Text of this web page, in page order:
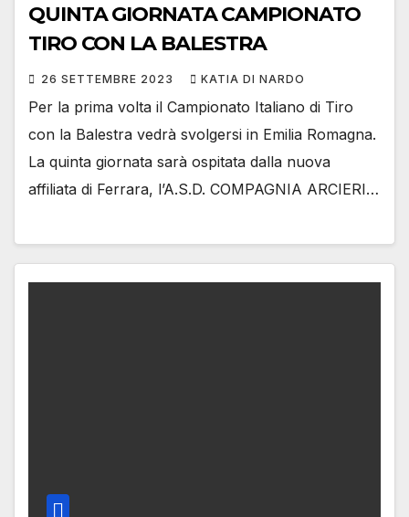
QUINTA GIORNATA CAMPIONATO
TIRO CON LA BALESTRA
26 SETTEMBRE 2023 KATIA DI NARDO
Per la prima volta il Campionato Italiano di Tiro
con la Balestra vedrà svolgersi in Emilia Romagna.
La quinta giornata sarà ospitata dalla nuova
affiliata di Ferrara, l’A.S.D. COMPAGNIA ARCIERI…